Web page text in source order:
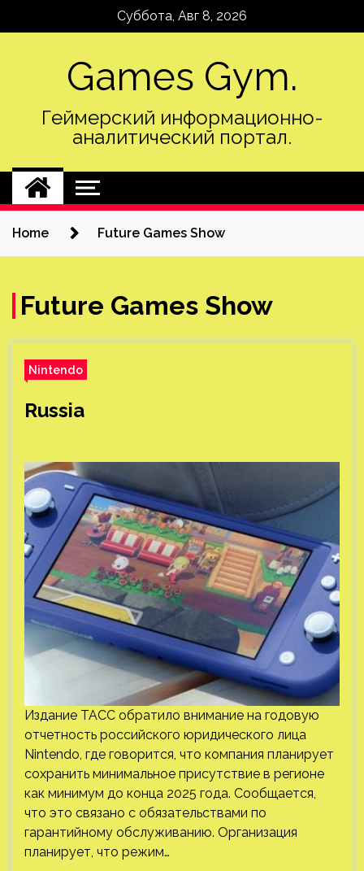
Суббота, Авг 8, 2026
Games Gym.
Геймерский информационно-
аналитический портал.
Home Future Games Show
Future Games Show
Nintendo
Russia
Издание ТАСС обратило внимание на годовую
отчетность российского юридического лица
Nintendo, где говорится, что компания планирует
сохранить минимальное присутствие в регионе
как минимум до конца 2025 года. Сообщается,
что это связано с обязательствами по
гарантийному обслуживанию. Организация
планирует, что режим…